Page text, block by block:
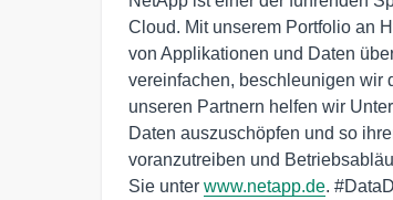
Cloud. Mit unserem Portfolio an
von Applikationen und Daten
vereinfachen, beschleunigen wir
unseren Partnern helfen wir
Daten auszuschöpfen und so
voranzutreiben und
Sie unter www.netapp.de.